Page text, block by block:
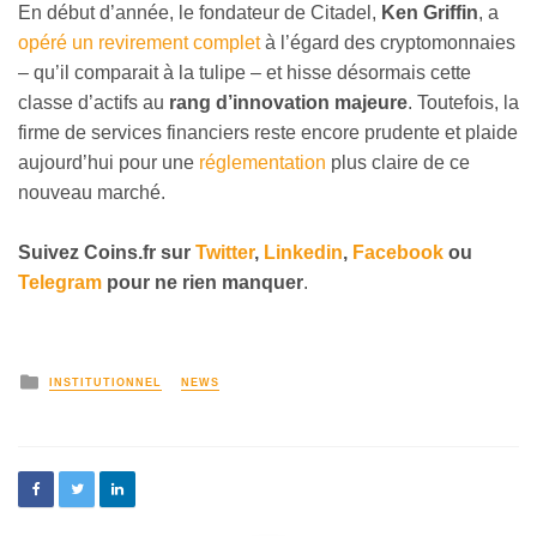
En début d’année, le fondateur de Citadel, Ken Griffin, a
opéré un revirement completà l’égard des cryptomonnaies
– qu’il comparait à la tulipe – et hisse désormais cette
classe d’actifs au rang d’innovation majeure. Toutefois, la
firme de services financiers reste encore prudente et plaide
aujourd’hui pour une réglementation plus claire de ce
nouveau marché.
Suivez Coins.fr sur Twitter, Linkedin, Facebook ou
Telegram pour ne rien manquer.
INSTITUTIONNEL NEWS